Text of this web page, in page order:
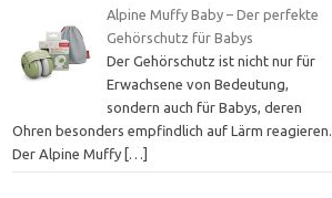
Alpine Muffy Baby – Der perfekte
Gehörschutz für Babys
Der Gehörschutz ist nicht nur für
Erwachsene von Bedeutung,
sondern auch für Babys, deren
Ohren besonders empfindlich auf Lärm reagieren.
Der Alpine Muffy […]